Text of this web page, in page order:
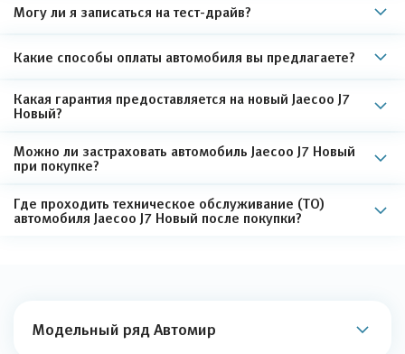
Могу ли я записаться на тест-драйв?
Какие способы оплаты автомобиля вы предлагаете?
Какая гарантия предоставляется на новый Jaecoo J7
Новый?
Можно ли застраховать автомобиль Jaecoo J7 Новый
при покупке?
Где проходить техническое обслуживание (ТО)
автомобиля Jaecoo J7 Новый после покупки?
Модельный ряд Автомир